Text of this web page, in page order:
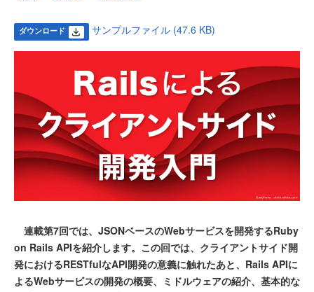
ダウンロード サンプルファイル (47.6 KB)
連載第7回では、JSONベースのWebサービスを開発するRuby
on Rails APIを紹介します。この回では、クライアントサイド開
発におけるRESTfulなAPI開発の意義に触れたあと、Rails APIに
よるWebサービスの開発の概要、ミドルウェアの紹介、基本的な